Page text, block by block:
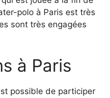
polo à Paris est très
sont très engagées
à Paris
possible de participer